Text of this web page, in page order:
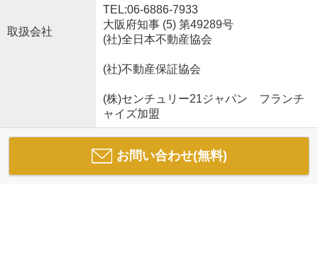
取扱会社
TEL:06-6886-7933
大阪府知事 (5) 第49289号
(社)全日本不動産協会
(社)不動産保証協会
(株)センチュリー21ジャパン フランチ
ャイズ加盟
お問い合わせ(無料)